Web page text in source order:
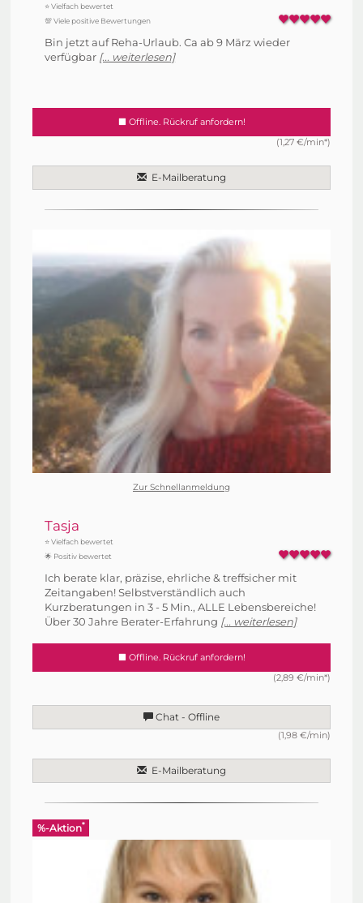
⭐ Vielfach bewertet
💯 Viele positive Bewertungen
Bin jetzt auf Reha-Urlaub. Ca ab 9 März wieder
verfügbar [... weiterlesen]
Offline. Rückruf anfordern!
(1,27 €/min*)
E-Mailberatung
Zur Schnellanmeldung
Tasja
⭐ Vielfach bewertet
🌟 Positiv bewertet
Ich berate klar, präzise, ehrliche & treffsicher mit
Zeitangaben! Selbstverständlich auch
Kurzberatungen in 3 - 5 Min., ALLE Lebensbereiche!
Über 30 Jahre Berater-Erfahrung [... weiterlesen]
Offline. Rückruf anfordern!
(2,89 €/min*)
Chat - Offline
(1,98 €/min)
E-Mailberatung
%-Aktion*